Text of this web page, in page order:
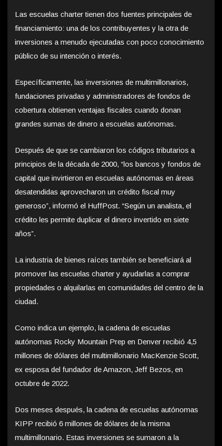
Las escuelas charter tienen dos fuentes principales de
financiamiento: una de los contribuyentes y la otra de
inversiones a menudo ejecutadas con poco conocimiento
público de su intención o interés.
Específicamente, las inversiones de multimillonarios,
fundaciones privadas y administradores de fondos de
cobertura obtienen ventajas fiscales cuando donan
grandes sumas de dinero a escuelas autónomas.
Después de que se cambiaron los códigos tributarios a
principios de la década de 2000, “los bancos y fondos de
capital que invirtieron en escuelas autónomas en áreas
desatendidas aprovecharon un crédito fiscal muy
generoso”, informó el HuffPost. “Según un analista, el
crédito les permite duplicar el dinero invertido en siete
años”.
La industria de bienes raíces también se beneficiará al
promover las escuelas charter y ayudarlas a comprar
propiedades o alquilarlas en comunidades del centro de la
ciudad.
Como indica un ejemplo, la cadena de escuelas
autónomas Rocky Mountain Prep en Denver recibió 4,5
millones de dólares del multimillonario MacKenzie Scott,
ex esposa del fundador de Amazon, Jeff Bezos, en
octubre de 2022.
Dos meses después, la cadena de escuelas autónomas
KIPP recibió 6 millones de dólares de la misma
multimillonario. Estas inversiones se sumaron a la